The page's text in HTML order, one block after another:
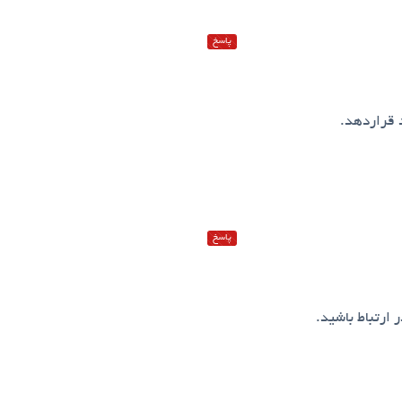
قراردهد.
پاسخ
ارتباط باشید.
پاسخ